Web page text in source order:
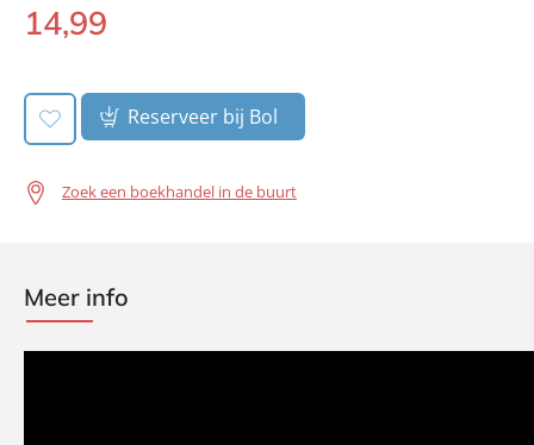
E-
14,99
Reserveer bij Bol
Zoek een boekhandel in de buurt
Meer info